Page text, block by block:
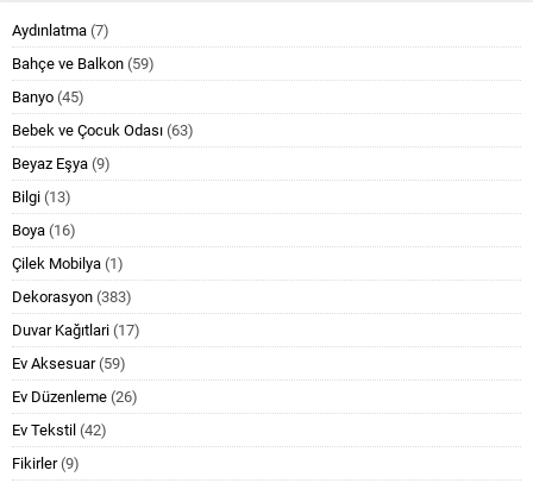
Aydınlatma (7)
Bahçe ve Balkon (59)
Banyo (45)
Bebek ve Çocuk Odası (63)
Beyaz Eşya (9)
Bilgi (13)
Boya (16)
Çilek Mobilya (1)
Dekorasyon (383)
Duvar Kağıtlari (17)
Ev Aksesuar(59)
Ev Düzenleme (26)
Ev Tekstil (42)
Fikirler(9)